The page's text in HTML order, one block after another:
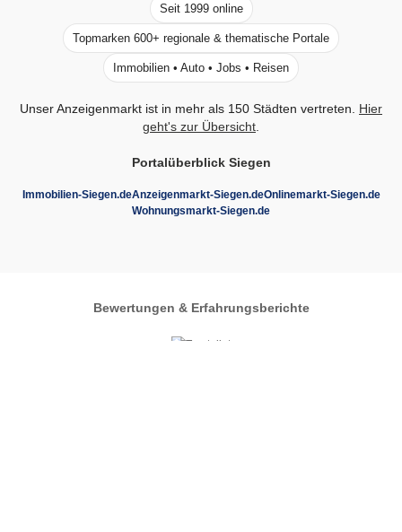
Seit 1999 online
Topmarken 600+ regionale & thematische Portale
Immobilien • Auto • Jobs • Reisen
Unser Anzeigenmarkt ist in mehr als 150 Städten vertreten.
Hier
geht's zur Übersicht
Portalüberblick Siegen
Immobilien-Siegen.deAnzeigenmarkt-Siegen.deOnlinemarkt-Siegen.de
Wohnungsmarkt-Siegen.de
Bewertungen & Erfahrungsberichte